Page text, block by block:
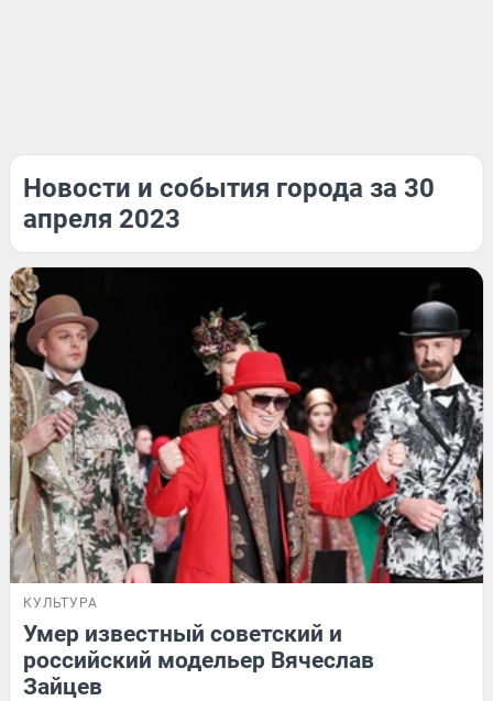
Новости и события города за 30
апреля 2023
КУЛЬТУРА
Умер известный советский и
российский модельер Вячеслав
Зайцев